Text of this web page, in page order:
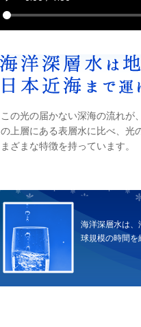
この光の届かない深海の流れが
の上層にある表層水に比べ、光
まざまな特徴を持っています。
海洋深層水は、
球規模の時間を